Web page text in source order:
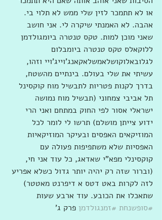
או לא תתמכר לזין שלי ממש לא תלוי בי.
אהבה. לא האמנתי שיקרה לי. אני חושב
שאני מוכן למות. טקס טנטרה ביומגולדמן
ללוקאלס טקס טנטרה ביומבלום
לגלובאלוקושלאמשלאקאנג'וייג'ויי וזהו,
עשיתי את שלי בעולם. בינתיים מהשטח,
בדרך לקנות פטריות לתבשיל מוח קוקסינל
תל אביבי צמחוני (תבשיל מוח נמושה
ישראלי אסור לפי החוק במתחם ואני הרי
ידוע צייתן מושלם) תרשו לי לומר לכל
המוזיקאים האפסים ובעיקר המוזיקאיות
האפסיות שלא משתפיפות פעולה עם
קוקסינלי מפא"י שאדאג, כל עוד אני חי,
(וברור שזה רק יהיה יותר גדול כשלא אפריע
לזה לקרות באט דטס א דיפרנט מאטטר)
שתאכלו את הכובע. עוד ארבע שעות
#סופשנחת #זמנגולדמן פרק ג'